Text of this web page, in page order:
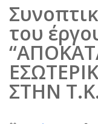
του
ΣΤΗΝ